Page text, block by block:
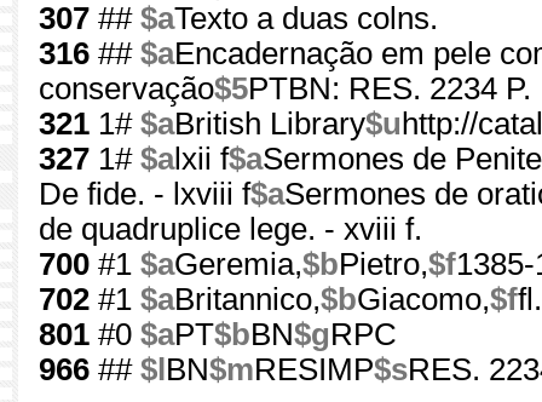
307 ## $aTexto a duas colns.
316 ## $aEncadernação em pele
conservação$5PTBN: RES. 2234 P.
321 1# $aBritish Library$u http://
327 1# $alxii f$aSermones de
De fide. - lxviii f$aSermones de
de quadruplice lege. - xviii f.
700 #1 $aGeremia,$bPietro,$f
702 #1 $aBritannico,$bGiacomo,$f
801 #0 $aPT$bBN$gRPC
966 ## $l BN$mRESIMP$sRES.